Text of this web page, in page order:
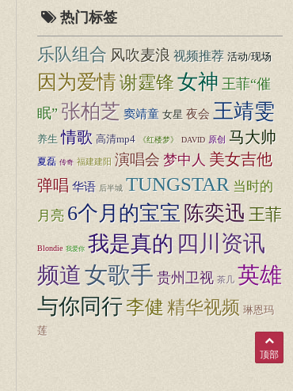
热门标签
乐队组合 风吹麦浪 视频推荐 活动/现场
因为爱情谢霆锋女神 王菲“催
眠” 张柏芝 窦靖童 女星 夜会 王靖雯
养生 情歌 高清mp4 《红楼梦》 DAVID 原创 马大帅
夏磊 传奇 福建建阳 演唱会 梦中人 美女吉他
弹唱 华语 后半城 TUNGSTAR 当时的
月亮 6个月的宝宝 陈奕迅 王菲
Blondie 我爱你 我是真的 四川资讯
频道女歌手 贵州卫视 茶几 英雄
与你同行李健 精华视频 琳恩玛
莲
顶部